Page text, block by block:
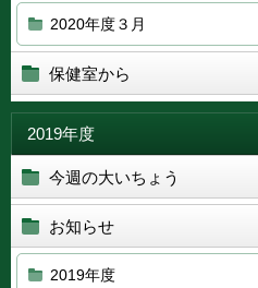
2020年度３月
保健室から
2019年度
今週の大いちょう
お知らせ
2019年度